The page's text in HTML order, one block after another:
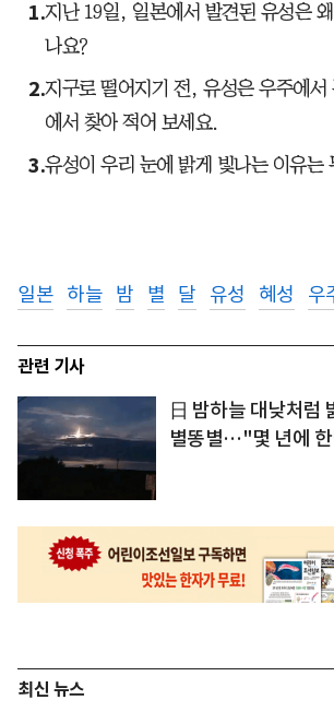
지난 19일, 일본에서 발견된 유성은
나요?
지구로 떨어지기 전, 유성은 우주에서
에서 찾아 적어 보세요.
유성이 우리 눈에 밝게 빛나는 이유는
일본 하늘 밤 별 달 유성 혜성 우
관련 기사
日 밤하늘 대낮처럼
별똥별…"몇 년에
최신 뉴스